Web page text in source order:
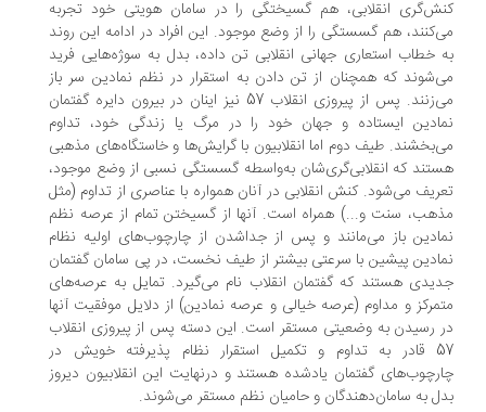
انقلابی، هم گسیختگی را در سامان هویتی خود تجربه
هم گسستگی را از وضع موجود. این افراد در ادامه این روند
خطاب استعاری جهانی انقلابی تن داده، بدل به سوژه‌هایی فرید
که همچنان از تن دادن به استقرار در نظم نمادین سر باز
می‌زنند. پس از پیروزی انقلاب 57 نیز اینان در بیرون دایره گفتمان
ایستاده و جهان خود را در مرگ یا زندگی خود، تداوم
طیف دوم اما انقلابیون با گرایش‌ها و خاستگاه‌های مذهبی
که انقلابی‌گری‌شان به‌واسطه گسستگی نسبی از وضع موجود،
می‌شود. کنش انقلابی در آنان همواره با عناصری از تداوم (مثل
سنت و...) همراه است. آنها از گسیختن تمام از عرصه نظم
باز می‌مانند و پس از جداشدن از چارچوب‌های اولیه نظام
پیشین با سرعتی بیشتر از طیف نخست، در پی سامان گفتمان
هستند که گفتمان انقلاب نام می‌گیرد. تمایل به عرصه‌های
و مداوم (عرصه خیالی و عرصه نمادین) از دلایل موفقیت آنها
رسیدن به وضعیتی مستقر است. این دسته پس از پیروزی انقلاب
57 قادر به تداوم و تکمیل استقرار نظام پذیرفته خویش در
گفتمان یادشده هستند و درنهایت این انقلابیون دیروز
به سامان‌دهندگان و حامیان نظم مستقر می‌شوند.